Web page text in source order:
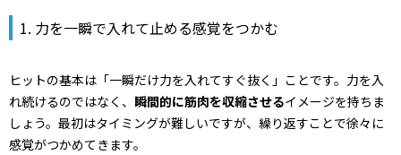
1. 力を一瞬で入れて止める感覚をつかむ
ヒットの基本は「一瞬だけ力を入れてすぐ抜く」ことです。力を入
れ続けるのではなく、 瞬間的に筋肉を収縮させるイメージを持ちま
しょう。最初はタイミングが難しいですが、繰り返すことで徐々に
感覚がつかめてきます。